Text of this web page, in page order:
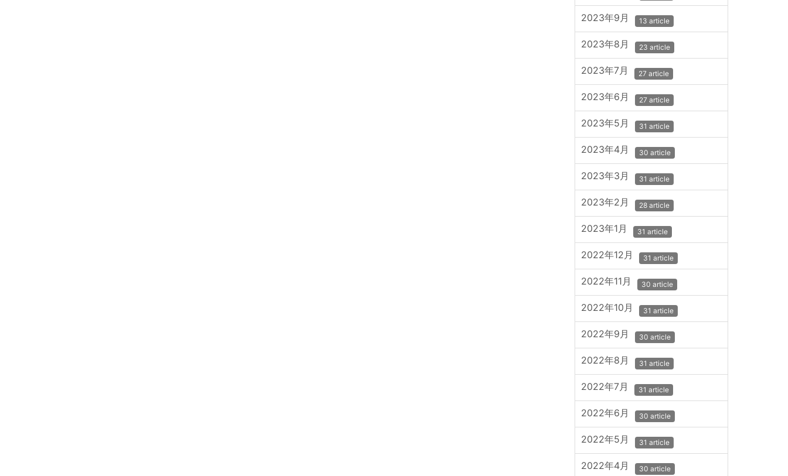
2023年9月 13 article
2023年8月 23 article
2023年7月 27 article
2023年6月 27 article
2023年5月 31 article
2023年4月 30 article
2023年3月 31 article
2023年2月 28 article
2023年1月 31 article
2022年12月 31 article
2022年11月 30 article
2022年10月 31 article
2022年9月 30 article
2022年8月 31 article
2022年7月 31 article
2022年6月 30 article
2022年5月 31 article
2022年4月 30 article